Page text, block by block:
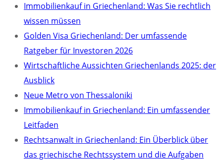
Immobilienkauf in Griechenland: Was Sie rechtlich
wissen müssen
Golden Visa Griechenland: Der umfassende
Ratgeber für Investoren 2026
Wirtschaftliche Aussichten Griechenlands 2025: der
Ausblick
Neue Metro von Thessaloniki
Immobilienkauf in Griechenland: Ein umfassender
Leitfaden
Rechtsanwalt in Griechenland: Ein Überblick über
das griechische Rechtssystem und die Aufgaben